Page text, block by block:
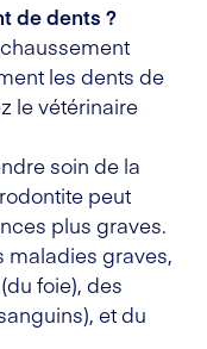
de dents ?
les dents de
le vétérinaire
soin de la
peut
plus graves.
maladies graves,
foie), des
et du